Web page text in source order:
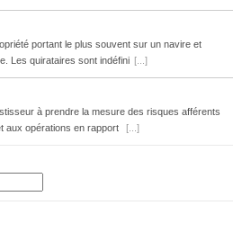
portant le plus souvent sur un navire et
Les quirataires sont indéfini [...]
à prendre la mesure des risques afférents
aux opérations en rapport
[...]